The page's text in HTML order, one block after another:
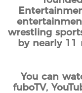
wrestling
by nearly
You can
fuboTV,